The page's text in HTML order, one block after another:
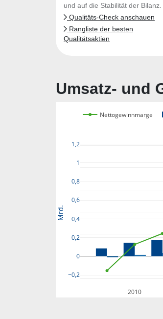
und auf die Stabilität der Bilanz.
Qualitäts-Check anschauen
Rangliste der besten
Qualitätsaktien
Umsatz- und
2010
−0,2
0
0,2
0,4
0,6
0,8
1
1,2
Nettogewinnmarge
Mrd.